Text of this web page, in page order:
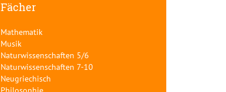
Fächer
Mathematik
Musik
Naturwissenschaften 5/6
Naturwissenschaften 7-10
Neugriechisch
Philosophie